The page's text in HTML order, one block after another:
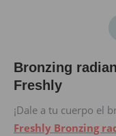
Bronzing
Freshly
¡Dale a tu cuerpo el
Freshly Bronzing